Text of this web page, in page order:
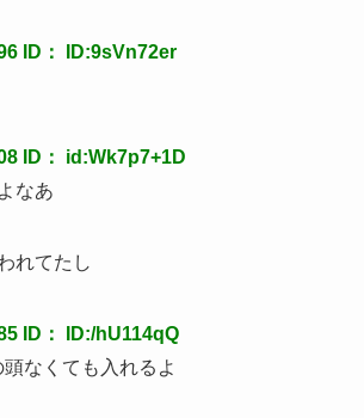
ID： ID:9sVn72er
ID： id:Wk7p7+1D
なあ
れてたし
ID： ID:/hU114qQ
なくても入れるよ